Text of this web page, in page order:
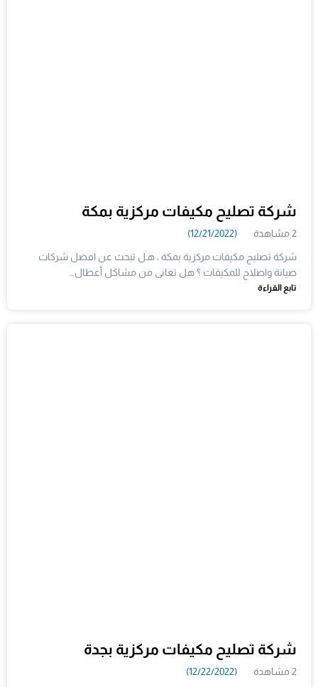
شركة تصليح مكيفات مركزية بمكة
2 مشاهدة (12/21/2022)
شركة تصليح مكيفات مركزية بمكة ، هـل تبحث عن افضل شركات
صيانة واصلاح للمكيفات ؟ هل تعانى من مشاكل أعطال…
تابع القراءة
شركة تصليح مكيفات مركزية بجدة
2 مشاهدة (12/22/2022)